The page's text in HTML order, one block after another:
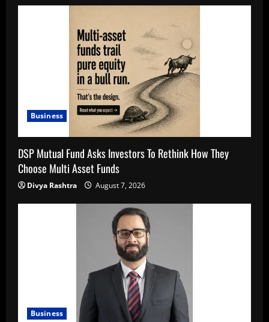
Business
DSP Mutual Fund Asks Investors To Rethink How They
Choose Multi Asset Funds
Divya Rashtra August 7, 2026
Business